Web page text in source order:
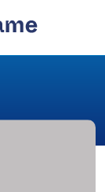
Hapert